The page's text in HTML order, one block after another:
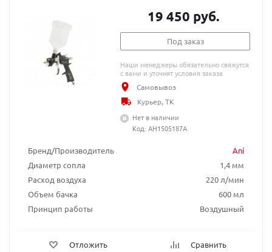
Бренд/Производитель
Ani
Диаметр сопла
1,4 мм
Расход воздуха
220 л/мин
Объем бачка
600 мл
Принцип работы
Воздушный
Отложить Сравнить
19 450 руб.
Под заказ
Наши менеджеры обязательно свяжутся
с вами и уточнят условия заказа
Самовывоз
Курьер, ТК
Нет в наличии
Код: AH1505187A